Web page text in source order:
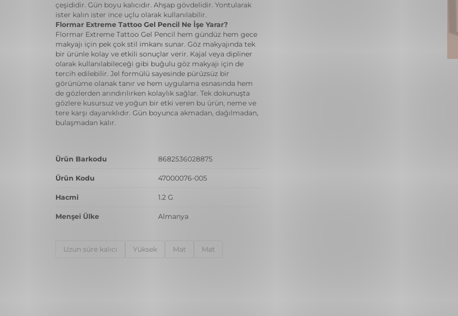
çeşididir. Gün boyu kalıcıdır. Ahşap gövdelidir. Yontularak
ister kalın ister ince uçlu olarak kullanılabilir.
Flormar Extreme Tattoo Gel Pencil Ne İşe Yarar?
Flormar Extreme Tattoo Gel Pencil hem gündüz hem gece
makyajı için pek çok stil imkanı sunar. Göz makyajında tek
bir ürünle kolay ve etkili sonuçlar verir. Kajal veya dipliner
olarak kullanılabileceği gibi buğulu göz makyajı için de
tercih edilebilir. Jel formülü sayesinde pürüzsüz bir
görünüme olanak tanır ve hem uygulama esnasında hem
de gözlerden arındırılırken kolaylık sağlar. Tek dokunuşta
gözlere kusursuz ve yoğun bir etki veren bu ürün, neme ve
tere karşı dayanıklıdır. Gün boyunca akmadan, dağılmadan,
bulaşmadan kalır.
Ürün Barkodu 8682536028875
Ürün Kodu 47000076-005
Hacmi 1.2 G
Menşei Ülke Almanya
Uzun süre kalıcı Yüksek Mat Mat